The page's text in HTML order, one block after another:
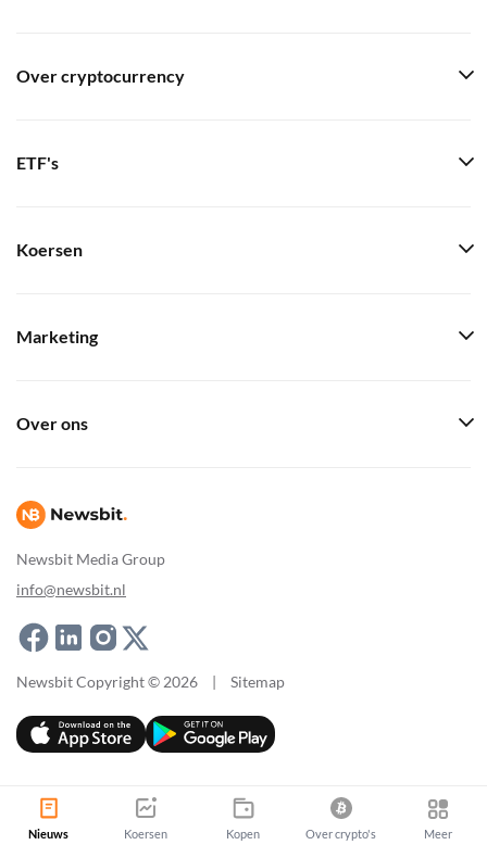
Newsbit Media Group
info@newsbit.nl
Over cryptocurrency
ETF's
Koersen
Marketing
Over ons
Newsbit Copyright © 2026 | Sitemap
Nieuws Koersen Kopen Over crypto's Meer